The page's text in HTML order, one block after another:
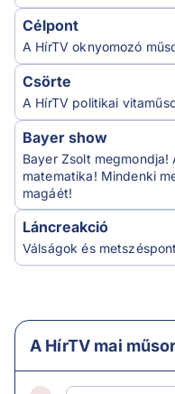
Célpont
A HírTV oknyomozó
Csörte
A HírTV politikai
Bayer show
Bayer Zsolt
matematika! Mindenki
magáét!
Láncreakció
Válságok és
A HírTV mai